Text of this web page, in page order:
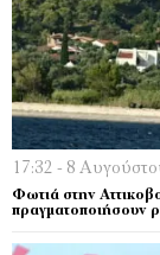
17:32 - 8
Φωτιά στην
πραγματοποιήσουν